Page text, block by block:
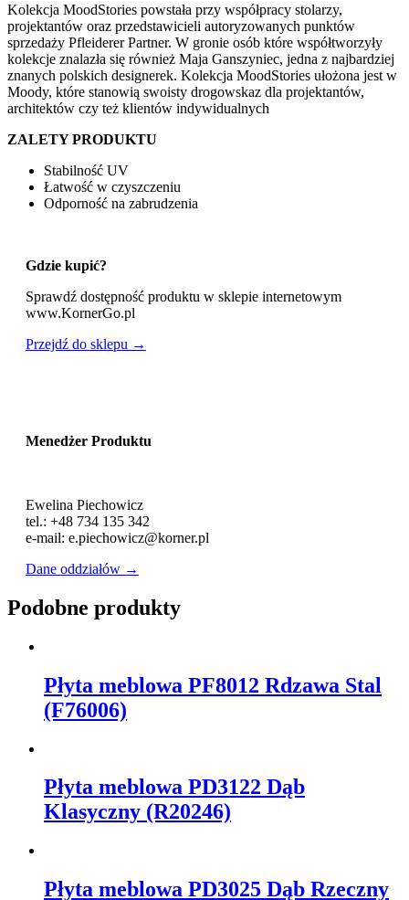
Kolekcja MoodStories powstała przy współpracy stolarzy,
projektantów oraz przedstawicieli autoryzowanych punktów
sprzedaży Pfleiderer Partner. W gronie osób które współtworzyły
kolekcje znalazła się również Maja Ganszyniec, jedna z najbardziej
znanych polskich designerek. Kolekcja MoodStories ułożona jest w
Moody, które stanowią swoisty drogowskaz dla projektantów,
architektów czy też klientów indywidualnych
ZALETY PRODUKTU
Stabilność UV
Łatwość w czyszczeniu
Odporność na zabrudzenia
Gdzie kupić?
Sprawdź dostępność produktu w sklepie internetowym
www.KornerGo.pl
Przejdź do sklepu →
Menedżer Produktu
Ewelina Piechowicz
tel.: +48 734 135 342
e-mail: e.piechowicz@korner.pl
Dane oddziałów →
Podobne produkty
Płyta meblowa PF8012 Rdzawa Stal
(F76006)
Płyta meblowa PD3122 Dąb
Klasyczny (R20246)
Płyta meblowa PD3025 Dąb Rzeczny